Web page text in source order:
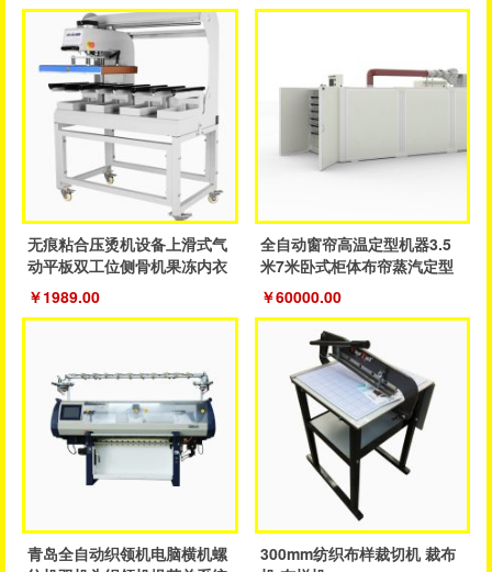
无痕粘合压烫机设备上滑式气
动平板双工位侧骨机果冻内衣
裤粘合机
￥1989.00
全自动窗帘高温定型机器3.5
米7米卧式柜体布帘蒸汽定型
成品帘
￥60000.00
青岛全自动织领机电脑横机螺
300mm纺织布样裁切机 裁布